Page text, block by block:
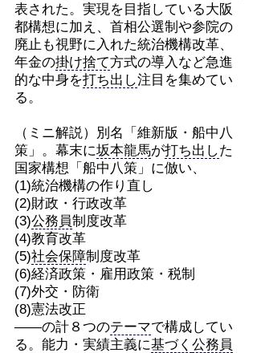
表された。実現を目指している大阪
都構想に加え、首相公選制や参院の
廃止も視野に入れた統治機構改革、
年金の掛け捨て方式の導入など急進
的な中身を打ち出し注目を集めてい
る。
（ミニ解説）別名「維新版・船中八
策」。幕末に坂本龍馬が打ち出した
国家構想「船中八策」に倣い、
(1)統治機構の作り直し
(2)財政・行政改革
(3)公務員制度改革
(4)教育改革
(5)社会保障制度改革
(6)経済政策・雇用政策・税制
(7)外交・防衛
(8)憲法改正
――の計８つのテーマで構成してい
る。能力・実績主義に基づく 公務員